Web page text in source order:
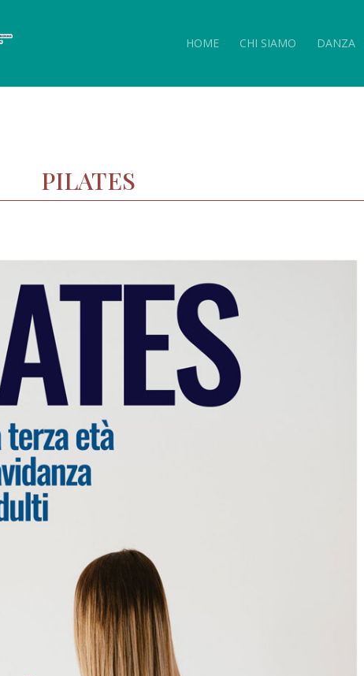
HOME CHI SIAMO DANZA
PILATES